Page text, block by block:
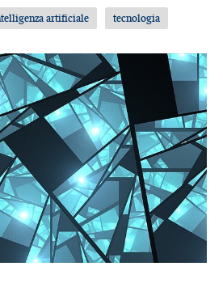
artificiale tecnologia